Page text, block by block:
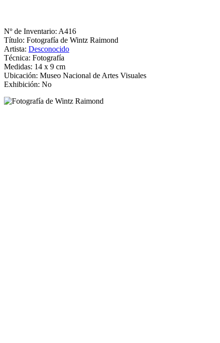
Nº de Inventario: A416
Título: Fotografía de Wintz Raimond
Artista: Desconocido
Técnica: Fotografía
Medidas: 14 x 9 cm
Ubicación: Museo Nacional de Artes Visuales
Exhibición: No